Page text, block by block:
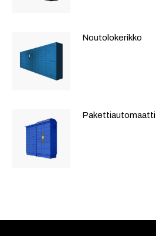
Noutolokerikko
Pakettiautomaatti